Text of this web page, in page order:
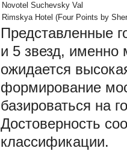
Novotel Suchevsky Val
Rimskya Hotel (Four Points by
Представленные
и 5 звезд, именно
ожидается
формирование
базироваться на
Достоверность
классификации.